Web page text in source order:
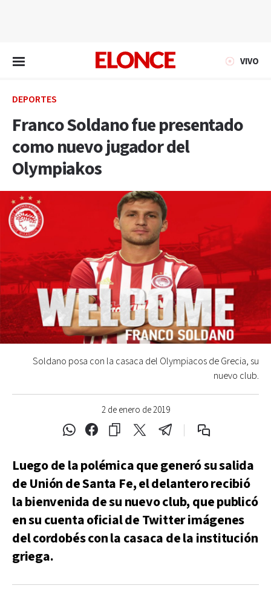
VIVO
DEPORTES
Franco Soldano fue presentado
como nuevo jugador del
Olympiakos
2 de enero de 2019
Soldano posa con la casaca del Olympiacos de Grecia, su
nuevo club.
Luego de la polémica que generó su salida
de Unión de Santa Fe, el delantero recibió
la bienvenida de su nuevo club, que publicó
en su cuenta oficial de Twitter imágenes
del cordobés con la casaca de la institución
griega.